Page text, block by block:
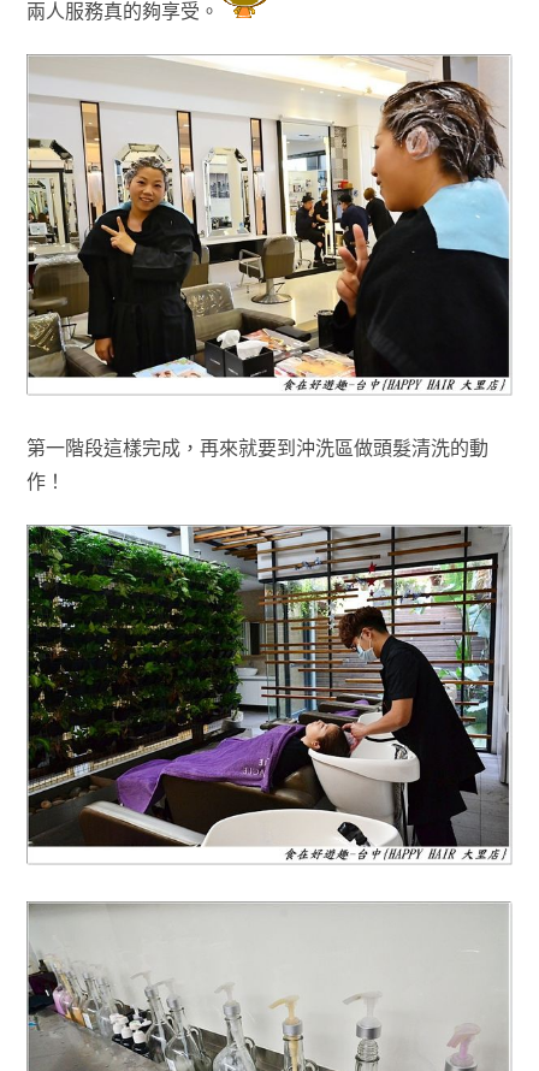
兩人服務真的夠享受 。
第一階段這樣完成，再來就要到沖洗區做頭髮清洗的動
作！